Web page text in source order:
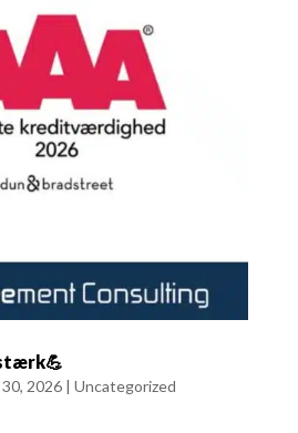
2026| Uncategorized